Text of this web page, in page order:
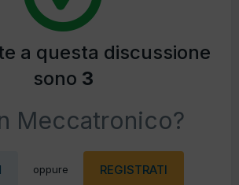
a questa discussione
sono 3
Meccatronico?
oppure REGISTRATI